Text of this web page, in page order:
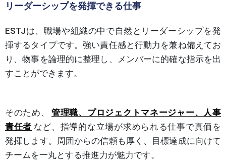
リーダーシップを発揮できる仕事
ESTJは、職場や組織の中で自然とリーダーシップを発
揮するタイプです。強い責任感と行動力を兼ね備えてお
り、物事を論理的に整理し、メンバーに的確な指示を出
すことができます。
そのため、
管理職、プロジェクトマネージャー、人事
責任者 など、指導的な立場が求められる仕事で真価を
発揮します。周囲からの信頼も厚く、目標達成に向けて
チームを一丸とする推進力が魅力です。